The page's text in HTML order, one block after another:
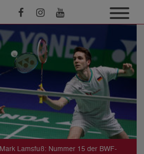
Lamsfuß: Nummer 15 der BWF-